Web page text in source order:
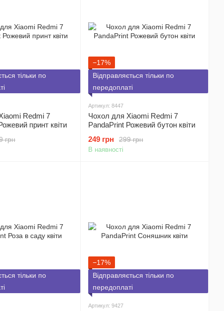
тільки по
Redmi 7
принт квіти
грн
−17%
Відправляється тільки по
передоплаті
Артикул: 8447
Чохол для Xiaomi Redmi 7
PandaPrint Рожевий бутон квіти
299 грн
249 грн
В наявності
тільки по
−17%
Відправляється тільки по
передоплаті
Артикул: 9427